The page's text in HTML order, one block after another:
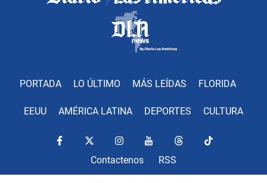
PORTADA LO ÚLTIMO MÁS LEÍDAS FLORIDA
EEUU AMÉRICA LATINA DEPORTES CULTURA
Contactenos RSS